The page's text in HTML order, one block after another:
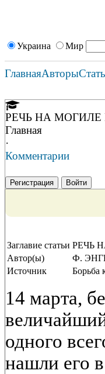
Украина Мир
ГлавнаяАвторы
РЕЧЬ НА
Главная
·
Комментарии
Регистрация Войти
Заглавие статьи РЕЧЬ
Автор(ы)
Ф.
Источник
Борьба
14 марта,
одного
нашли его